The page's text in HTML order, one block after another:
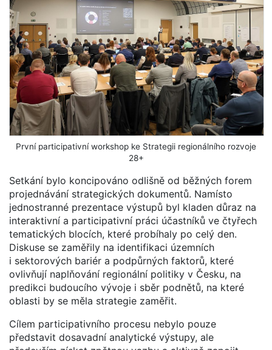
První participativní workshop ke Strategii regionálního rozvoje
28+
Setkání bylo koncipováno odlišně od běžných forem
projednávání strategických dokumentů. Namísto
jednostranné prezentace výstupů byl kladen důraz na
interaktivní a participativní práci účastníků ve čtyřech
tematických blocích, které probíhaly po celý den.
Diskuse se zaměřily na identifikaci územních
i sektorových bariér a podpůrných faktorů, které
ovlivňují naplňování regionální politiky v Česku, na
predikci budoucího vývoje i sběr podnětů, na které
oblasti by se měla strategie zaměřit.
Cílem participativního procesu nebylo pouze
představit dosavadní analytické výstupy, ale